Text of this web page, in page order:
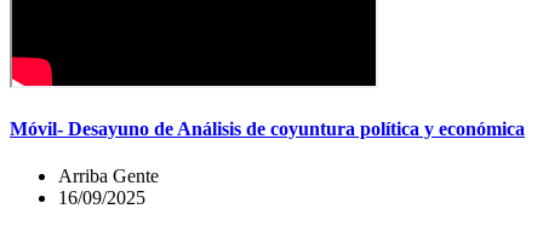
Móvil- Desayuno de Análisis de coyuntura política y económica
Arriba Gente
16/09/2025